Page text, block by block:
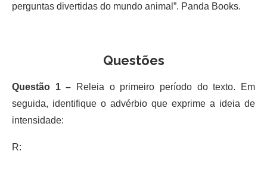
perguntas divertidas do mundo animal”. Panda Books.
Questões
Questão 1 –
Releia o primeiro período do texto. Em
seguida, identifique o advérbio que exprime a ideia de
intensidade:
R: